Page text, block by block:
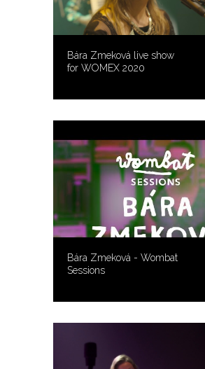
Bára Zmeková live show
for WOMEX 2020
Bára Zmeková - Wombat
Sessions